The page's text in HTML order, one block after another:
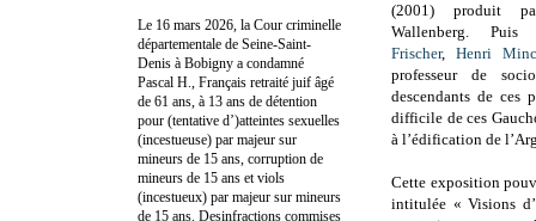
(2001) produit
Wallenberg.
Frischer, Henri
professeur de
descendants de ces
difficile de ces
à l’édification de
Cette exposition
intitulée « Visions
Le 16 mars 2026, la Cour criminelle
départementale de Seine-Saint-
Denis à Bobigny a condamné
Pascal H., Français retraité juif âgé
de 61 ans, à 13 ans de détention
pour (tentative d’)atteintes sexuelles
(incestueuse) par majeur sur
mineurs de 15 ans, corruption de
mineurs de 15 ans et viols
(incestueux) par majeur sur mineurs
de 15 ans. Desinfractions commises